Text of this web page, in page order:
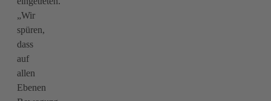
„Wir
spüren,
dass
auf
allen
Ebenen